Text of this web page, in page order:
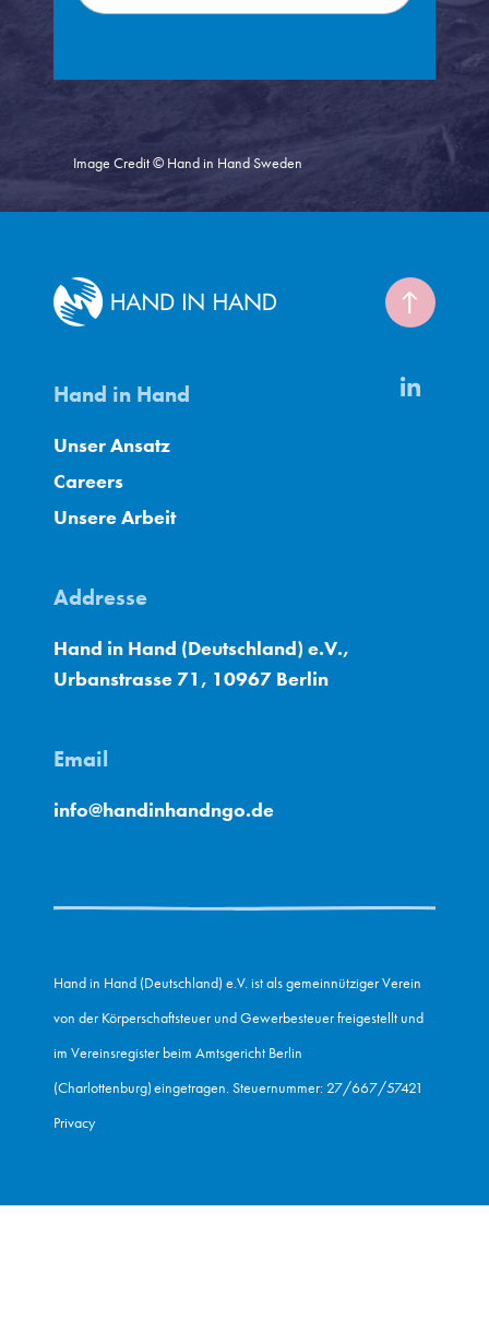
Image Credit © Hand in Hand Sweden
Hand in Hand
Unser Ansatz
Careers
Unsere Arbeit
Addresse
Hand in Hand (Deutschland) e.V.,
Urbanstrasse 71, 10967 Berlin
Email
info@handinhandngo.de
Hand in Hand (Deutschland) e.V. ist als gemeinnütziger Verein
von der Körperschaftsteuer und Gewerbesteuer freigestellt und
im Vereinsregister beim Amtsgericht Berlin
(Charlottenburg) eingetragen. Steuernummer: 27/667/57421
Privacy